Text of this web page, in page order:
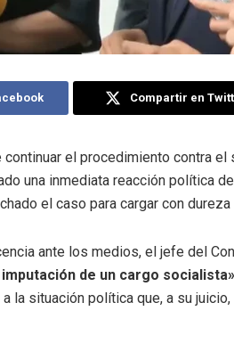
Compartir en
el procedimiento contra el
una inmediata reacción política
el caso para cargar con
ante los medios, el jefe del
de un cargo socialista»
la situación política que, a su juicio,